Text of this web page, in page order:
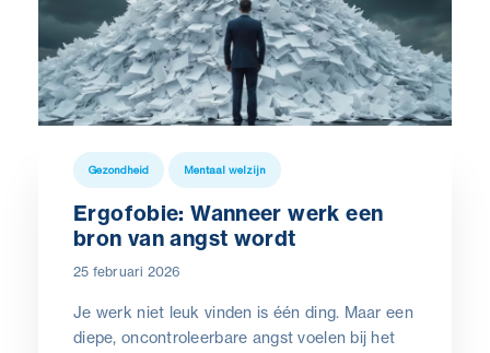
Gezondheid Mentaal welzijn
Ergofobie: Wanneer werk een
bron van angst wordt
25 februari 2026
Je werk niet leuk vinden is één ding. Maar een
diepe, oncontroleerbare angst voelen bij het